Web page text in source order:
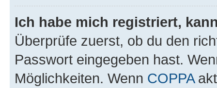
Ich habe mich registriert,
Überprüfe zuerst, ob du den
Passwort eingegeben hast.
Möglichkeiten. Wenn COPPA